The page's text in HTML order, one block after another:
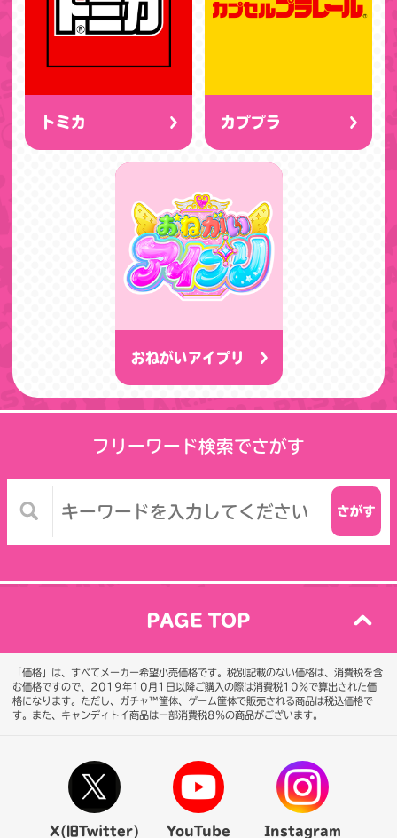
トミカ カププラ
おねがいアイプリ
フリーワード検索でさがす
PAGE TOP
「価格」は、すべてメーカー希望小売価格です。税別記載のない価格は、消費税を含
む価格ですので、2019年10月1日以降ご購入の際は消費税10％で算出された価
格になります。 ただし、ガチャ™筐体、ゲーム筐体で販売される商品は税込価格で
す。また、キャンディトイ商品は一部消費税8％の商品がございます。
X(旧Twitter) YouTube Instagram